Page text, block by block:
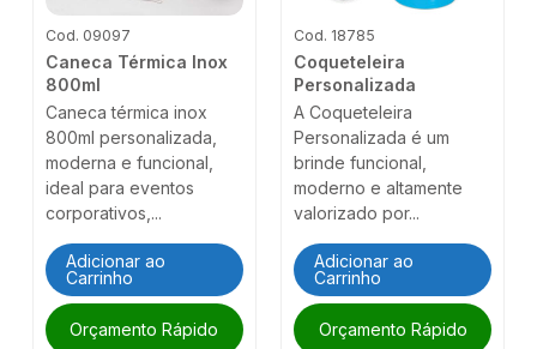
Cod. 09097
Caneca Térmica Inox
800ml
Caneca térmica inox
800ml personalizada,
moderna e funcional,
ideal para eventos
corporativos,...
Adicionar ao
Carrinho
Orçamento Rápido
Cod. 18785
Coqueteleira
Personalizada
A Coqueteleira
Personalizada é um
brinde funcional,
moderno e altamente
valorizado por...
Adicionar ao
Carrinho
Orçamento Rápido